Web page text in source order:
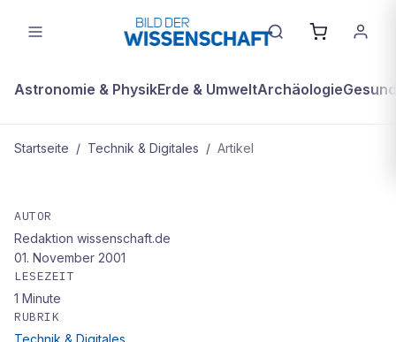
Astronomie & PhysikErde & UmweltArchäologie
Startseite / Technik & Digitales / Artikel
Weg mit den Kabeln
AUTOR
Redaktion wissenschaft.de
01. November 2001
LESEZEIT
1 Minute
RUBRIK
Technik & Digitales